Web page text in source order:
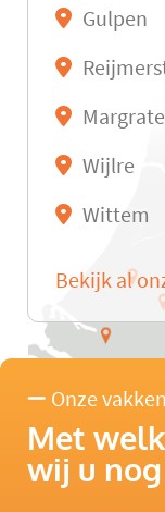
Gulpen
Wijlre
Wittem
Bekijk al
Onze vakken
Met
wij u